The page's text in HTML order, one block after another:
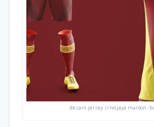
desain jersey sriwijaya maroon -